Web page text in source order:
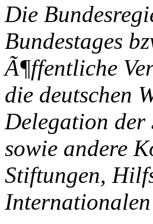
Die
Bundestages
Ã¶ffentliche
die deutschen
Delegation der
sowie andere
Stiftungen,